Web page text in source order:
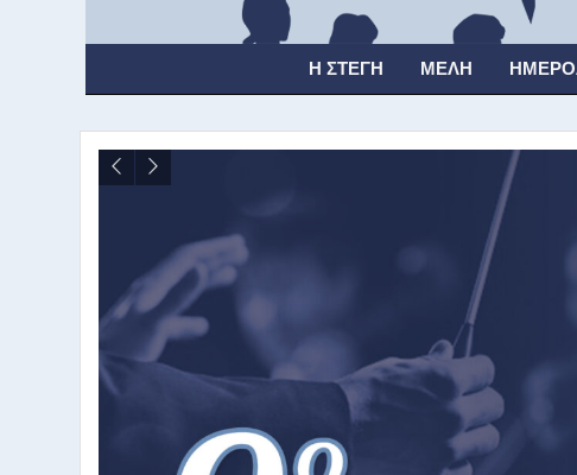
Η ΣΤΈΓΗ ΜΈΛΗ